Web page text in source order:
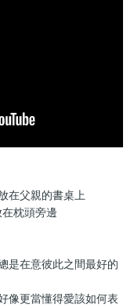
在父親的書桌上
枕頭旁邊
是在意彼此之間最好的
像更當懂得愛該如何表